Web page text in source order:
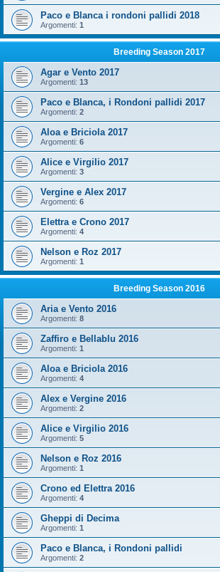
Paco e Blanca i rondoni pallidi 2018
Argomenti: 1
Breeding Season 2017
Agar e Vento 2017
Argomenti: 13
Paco e Blanca, i Rondoni pallidi 2017
Argomenti: 2
Aloa e Briciola 2017
Argomenti: 6
Alice e Virgilio 2017
Argomenti: 3
Vergine e Alex 2017
Argomenti: 6
Elettra e Crono 2017
Argomenti: 4
Nelson e Roz 2017
Argomenti: 1
Breeding Season 2016
Aria e Vento 2016
Argomenti: 8
Zaffiro e Bellablu 2016
Argomenti: 1
Aloa e Briciola 2016
Argomenti: 4
Alex e Vergine 2016
Argomenti: 2
Alice e Virgilio 2016
Argomenti: 5
Nelson e Roz 2016
Argomenti: 1
Crono ed Elettra 2016
Argomenti: 4
Gheppi di Decima
Argomenti: 1
Paco e Blanca, i Rondoni pallidi
Argomenti: 2